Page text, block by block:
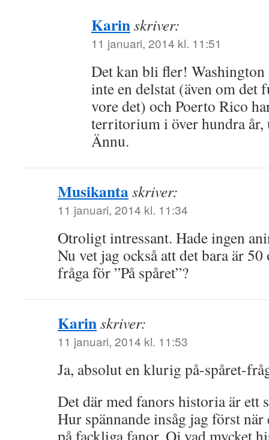
Karinskriver:
11 januari, 2014 kl. 11:51
Det kan bli fler!
inte en delstat (även om det
vore det) och Poerto Rico
territorium i över hundra år,
Ännu.
Musikantaskriver:
11 januari, 2014 kl. 11:34
Otroligt intressant. Hade ingen
Nu vet jag också att det bara är
fråga för ”På spåret”?
Karinskriver:
11 januari, 2014 kl. 11:53
Ja, absolut en klurig på-spåret-
Det där med fanors historia är ett
Hur spännande insåg jag först
på fackliga fanor. Oj vad mycket